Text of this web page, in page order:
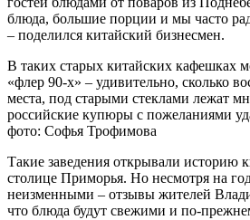
блюда, большие порции и мы часто
– поделился китайский бизнесмен.
В таких старых китайских кафешках
«флер 90-х» – удивительно, сколько
места, под старыми стеклами лежат
российские купюры с пожеланиями
фото: Софья Трофимова
Такие заведения открывали историю
столице Приморья. Но несмотря на
неизменными – отзывы жителей
что блюда будут свежими и по-